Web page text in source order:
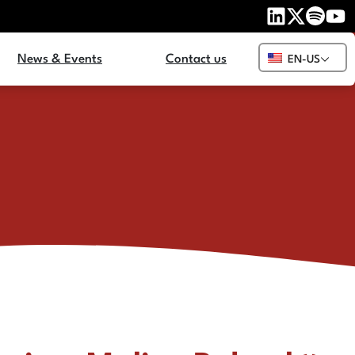
News & Events Contact us EN-US